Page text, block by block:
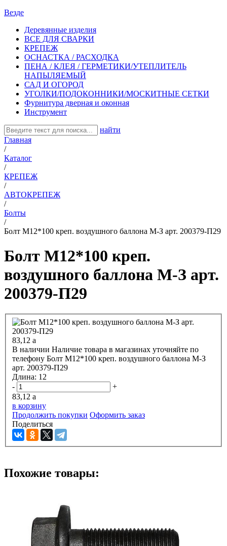
Везде
Деревянные изделия
ВСЕ ДЛЯ СВАРКИ
КРЕПЕЖ
ОСНАСТКА / РАСХОДКА
ПЕНА / КЛЕЯ / ГЕРМЕТИКИ/УТЕПЛИТЕЛЬ
НАПЫЛЯЕМЫЙ
САД И ОГОРОД
УГОЛКИ/ПОДОКОННИКИ/МОСКИТНЫЕ СЕТКИ
Фурнитура дверная и оконная
Инструмент
найти
Главная
/
Каталог
/
КРЕПЕЖ
/
АВТОКРЕПЕЖ
/
Болты
/
Болт М12*100 креп. воздушного баллона М-З арт. 200379-П29
Болт М12*100 креп.
воздушного баллона М-З арт.
200379-П29
83,12 a
В наличии Наличие товара в магазинах уточняйте по
телефону Болт М12*100 креп. воздушного баллона М-З
арт. 200379-П29
Длина: 12
-
+
83,12 a
в корзину
Продолжить покупки Оформить заказ
Поделиться
Похожие товары: